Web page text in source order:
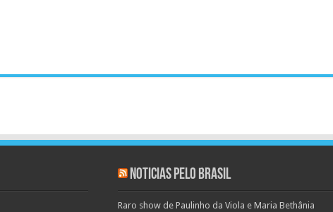
Noticias pelo Brasil
Raro show de Paulinho da Viola e Maria Bethânia